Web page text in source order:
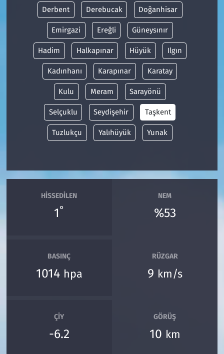
Derbent Derebucak Doğanhisar
Emirgazi Ereğli Güneysınır
Hadim Halkapınar Hüyük Ilgın
Kadınhanı Karapınar Karatay
Kulu Meram Sarayönü
Selçuklu Seydişehir Taşkent
Tuzlukçu Yalıhüyük Yunak
HISSEDILEN
1°
NEM
%53
BASINÇ
1014 hpa
RÜZGAR
9 km/s
ÇIY
-6.2
GÖRÜŞ
10 km
Tekirdağ